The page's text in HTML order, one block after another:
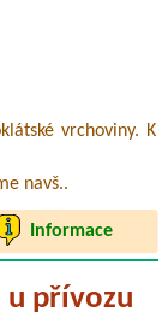
vrchoviny. K
navš..
Informace
u přívozu